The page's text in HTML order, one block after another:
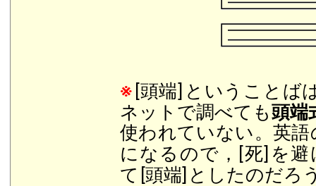
※ [頭端] ということば
ネットで調べても頭端
使われていない。英語
になるので，[死] を
て [頭端] としたのだろ